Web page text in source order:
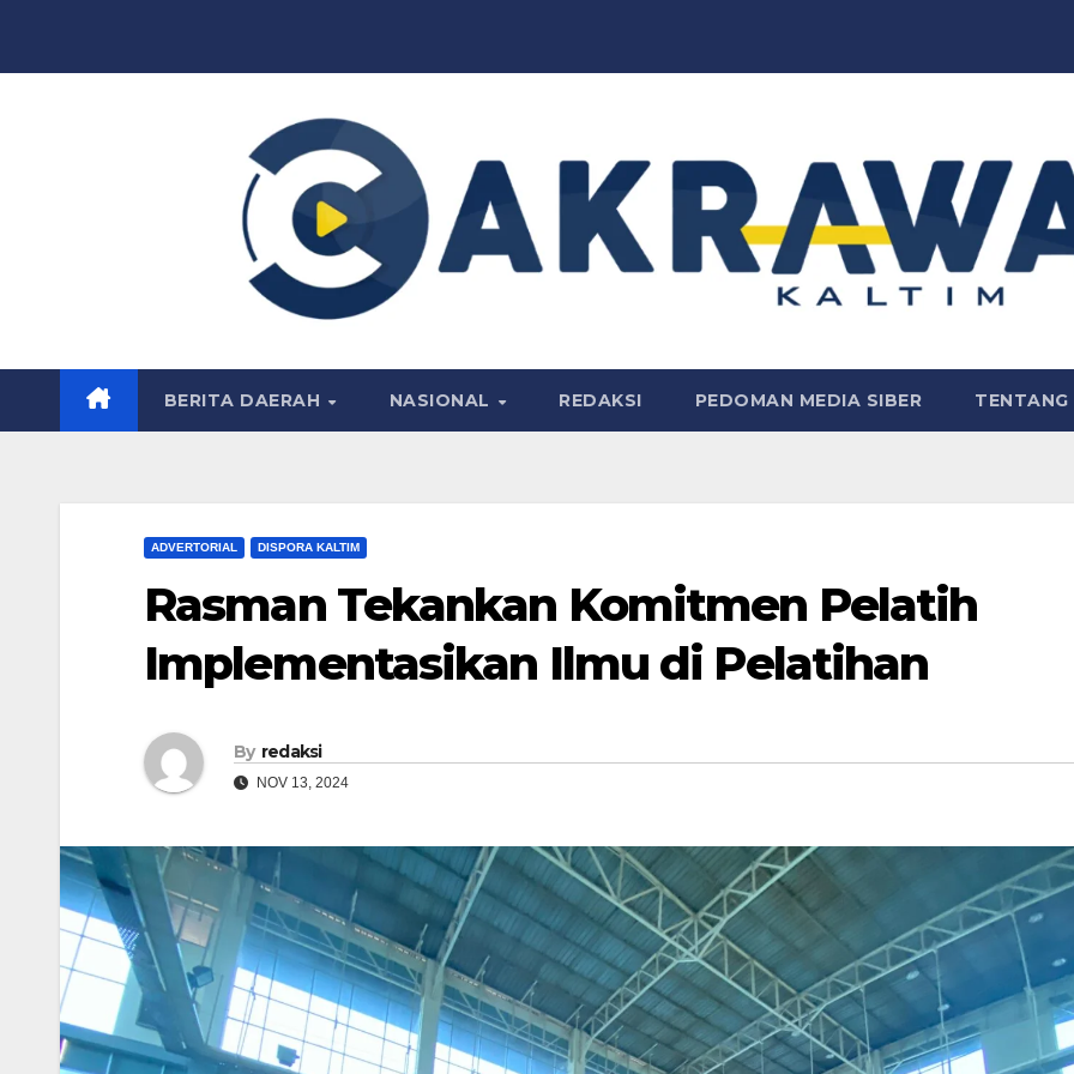
BERITA DAERAH NASIONAL REDAKSI PEDOMAN MEDIA SIBER TENTANG
ADVERTORIAL DISPORA KALTIM
Rasman Tekankan Komitmen Pelatih
Implementasikan Ilmu di Pelatihan
By redaksi
NOV 13, 2024